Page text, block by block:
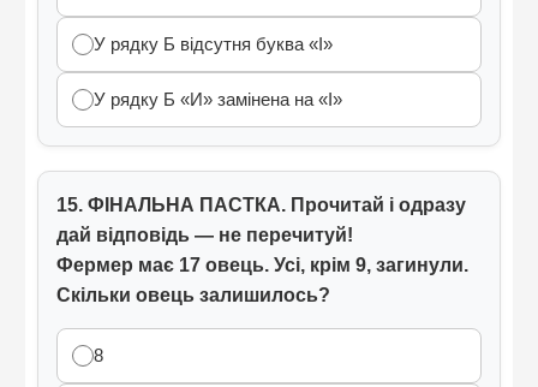
У рядку Б відсутня буква «І»
У рядку Б «И» замінена на «І»
15. ФІНАЛЬНА ПАСТКА. Прочитай і одразу
дай відповідь — не перечитуй!
Фермер має 17 овець. Усі, крім 9, загинули.
Скільки овець залишилось?
8